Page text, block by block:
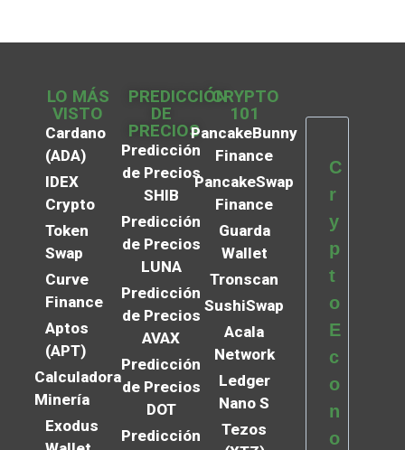
LO MÁS
VISTO
Cardano
(ADA)
IDEX
Crypto
Token
Swap
Curve
Finance
Aptos
(APT)
Calculadora
Minería
Exodus
PREDICCIÓN
DE
PRECIOS
Predicción
de Precios
SHIB
Predicción
de Precios
LUNA
Predicción
de Precios
AVAX
Predicción
de Precios
DOT
Predicción
CRYPTO
101
PancakeBunny
Finance
PancakeSwap
Finance
Guarda
Wallet
Tronscan
SushiSwap
Acala
Network
Ledger
Nano S
Tezos
C
r
y
p
t
o
E
c
o
n
o